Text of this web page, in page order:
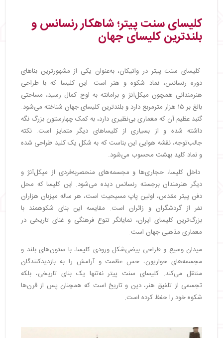
کلیسای سنت پیتر؛ شاهکار رنسانس و
بلندترین کلیسای جهان
کلیسای سنت پیتر در واتیکان، به‌عنوان یکی از مشهورترین بناهای
دوره رنسانس، نماد شکوه و هنر است. این کلیسا که با طراحی
هنرمندانی همچون میکل‌آنژ و برامانته به اوج کمال رسید، مساحتی
بالغ بر ۱۵ هزار مترمربع دارد و بلندترین کلیسای جهان شناخته می‌شود.
گنبد عظیم آن که معماری بی‌نظیری دارد، به کمک چهارستون بزرگ نگه
داشته شده و از بسیاری از کلیساهای دیگر متمایز است. نکته
جالب‌توجه، نقشه هوایی این بناست که به شکل یک کلید طراحی شده
و نماد کلید بهشت محسوب می‌شود.
داخل کلیسا، حجاری‌ها و مجسمه‌های منحصربه‌فردی از میکل‌آنژ و
دیگر هنرمندان برجسته رنسانس دیده می‌شود. این کلیسا که محل
دفن پیتر مقدس، اولین پاپ مسیحیت است، هر ساله میزبان هزاران
نفر از گردشگران و زائران است. مقایسه این بنای شکوهمند با
بزرگ‌ترین کلیسای ایران، نمایانگر تنوع فرهنگی و غنای تاریخی در
معماری مذهبی جهان است.
میدان وسیع و طراحی بیضی‌شکل ورودی کلیسا، با ستون‌های بلند و
مجسمه‌های حواریون، حس عظمت و آرامش را به بازدیدکنندگان
منتقل می‌کند. کلیسای سنت پیتر نه‌تنها یک بنای تاریخی، بلکه
تجسمی از تلفیق هنر، دین و تاریخ است که همچنان پس از قرن‌ها
شکوه خود را حفظ کرده است.